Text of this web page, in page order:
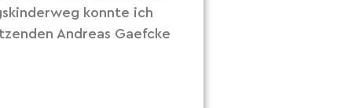
konnte ich
Andreas Gaefcke